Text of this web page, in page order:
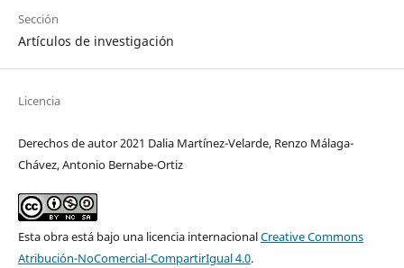
Sección
Artículos de investigación
Licencia
Derechos de autor 2021 Dalia Martínez-Velarde, Renzo Málaga-
Chávez, Antonio Bernabe-Ortiz
Esta obra está bajo una licencia internacionalCreative Commons
Atribución-NoComercial-CompartirIgual 4.0.